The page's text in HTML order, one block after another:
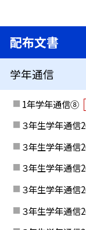
配布文書
学年通信
1年学年通信⑧
３年生学年通
３年生学年通
３年生学年通
３年生学年通
３年生学年通